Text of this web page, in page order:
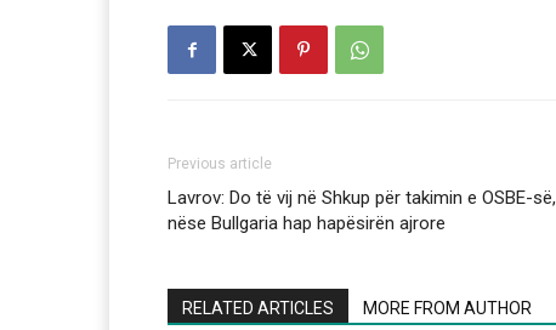
Previous article
Lavrov: Do të vij në Shkup për takimin e OSBE-së,
nëse Bullgaria hap hapësirën ajrore
RELATED ARTICLES MORE FROM AUTHOR